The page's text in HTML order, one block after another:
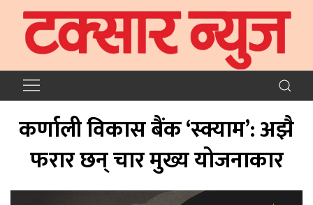
कर्णाली विकास बैंक ‘स्क्याम’: अझै
फरार छन् चार मुख्य योजनाकार